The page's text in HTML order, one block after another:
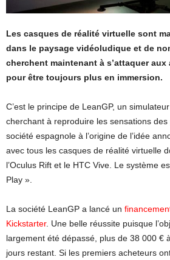
Les casques de réalité virtuelle sont
dans le paysage vidéoludique et de
cherchent maintenant à s’attaquer
pour être toujours plus en immersion.
C’est le principe de LeanGP, un
cherchant à reproduire les sensations
société espagnole à l’origine de l’idée
avec tous les casques de réalité virtuelle
l’Oculus Rift et le HTC Vive. Le système
Play ».
La société LeanGP a lancé un
Kickstarter. Une belle réussite puisque
largement été dépassé, plus de 38 000 €
jours restant. Si les premiers acheteurs